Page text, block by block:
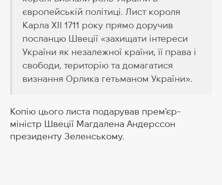
європейській політиці. Лист короля
Карла XII 1711 року прямо доручив
посланцю Швеції «захищати інтереси
України як незалежної країни, її права і
свободи, територію та домагатися
визнання Орлика гетьманом України».
Копію цього листа подарував прем'єр-
міністр Швеції Магдалена Андерссон
президенту Зеленському.